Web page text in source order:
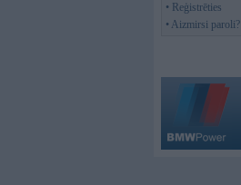
• Reģistrēties
• Aizmirsi paroli?